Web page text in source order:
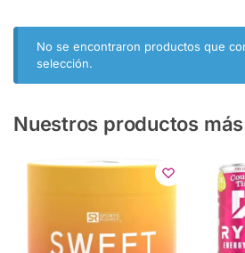
No se encontraron productos que
selección.
Nuestros productos